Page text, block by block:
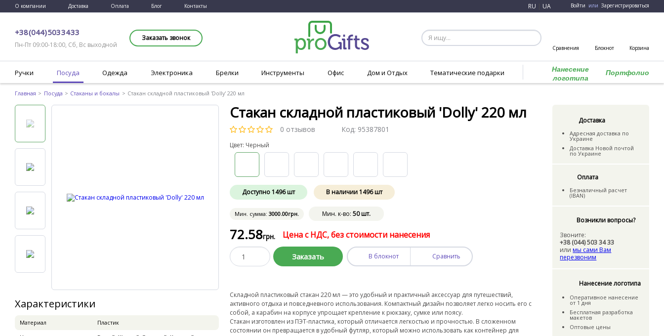
О компании Доставка Оплата Блог Контакты RU UA Войти или Зарегистрироваться
+38 (044) 503 34 33
Пн-Пт 09:00-18:00, Сб, Вс выходной
Заказать звонок
Сравнения Блокнот Корзина
Ручки Посуда Одежда Электроника Брелки Инструменты Офис Дом и Отдых Тематические подарки
Нанесение
логотипа
Портфолио
Главная Посуда Стаканы и бокалы Стакан складной пластиковый 'Dolly' 220 мл
Характеристики
Материал
Пластик
Стакан складной пластиковый 'Dolly' 220 мл
0 отзывов Код: 95387801
Цвет: Черный
Доступно1496 шт В наличии1496шт
Мин. сумма:3000.00грн. Мин. к-во:50 шт.
72.58грн. Цена с НДС, без стоимости нанесения
Заказать В блокнот Сравнить
Складной пластиковый стакан 220 мл — это удобный и практичный аксессуар для путешествий,
активного отдыха и повседневного использования. Компактный дизайн позволяет легко носить его с
собой, а карабин на корпусе упрощает крепление к рюкзаку, сумке или поясу.
Стакан изготовлен из ПЭТ-пластика, который отличается легкостью и прочностью. В сложенном
состоянии он превращается в удобный футляр, который можно использовать как контейнер для
Доставка
Адресная доставка по
Украине
Доставка Новой почтой
по Украине
Оплата
Безналичный расчет
(IBAN)
Возникли вопросы?
Звоните:
+38 (044) 503 34 33
или мы сами Вам
перезвоним
Нанесение логотипа
Оперативное нанесение
от 1 дня
Бесплатная разработка
макетов
Оптовые цены